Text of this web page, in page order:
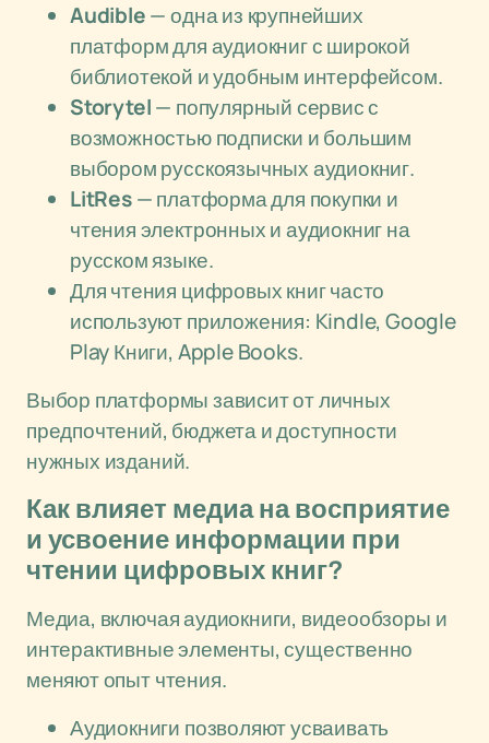
Audible— одна из крупнейших
платформ для аудиокниг с широкой
библиотекой и удобным интерфейсом.
Storytel— популярный сервис с
возможностью подписки и большим
выбором русскоязычных аудиокниг.
LitRes— платформа для покупки и
чтения электронных и аудиокниг на
русском языке.
Для чтения цифровых книг часто
используют приложения: Kindle, Google
Play Книги, Apple Books.
Выбор платформы зависит от личных
предпочтений, бюджета и доступности
нужных изданий.
Как влияет медиа на восприятие
и усвоение информации при
чтении цифровых книг?
Медиа, включая аудиокниги, видеообзоры и
интерактивные элементы, существенно
меняют опыт чтения.
Аудиокниги позволяют усваивать